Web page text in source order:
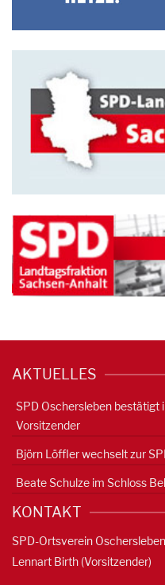
AKTUELLES
SPD Oschersleben bestätigt
Vorsitzender
Björn Löffler wechselt zur
Beate Schulze im Schloss
KONTAKT
SPD-Ortsverein
Lennart Birth (Vorsitzender)